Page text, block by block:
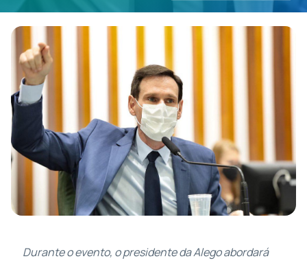
Durante o evento, o presidente da Alego abordará